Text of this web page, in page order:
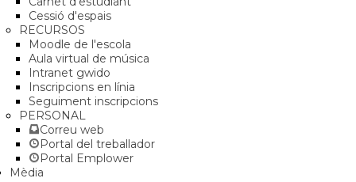
Cessió d'espais
RECURSOS
Moodle de l'escola
Aula virtual de música
Intranet gwido
Inscripcions en línia
Seguiment inscripcions
PERSONAL
Correu web
Portal del treballador
Portal Emplower
Mèdia